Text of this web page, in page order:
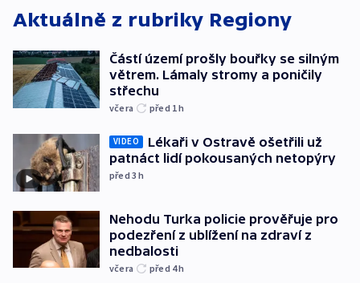
Aktuálně z rubriky Regiony
Částí území prošly bouřky se silným
větrem. Lámaly stromy a poničily
střechu
včera před 1h
VIDEO
Lékaři v Ostravě ošetřili už
patnáct lidí pokousaných netopýry
před 3h
Nehodu Turka policie prověřuje pro
podezření z ublížení na zdraví z
nedbalosti
včera před 4h